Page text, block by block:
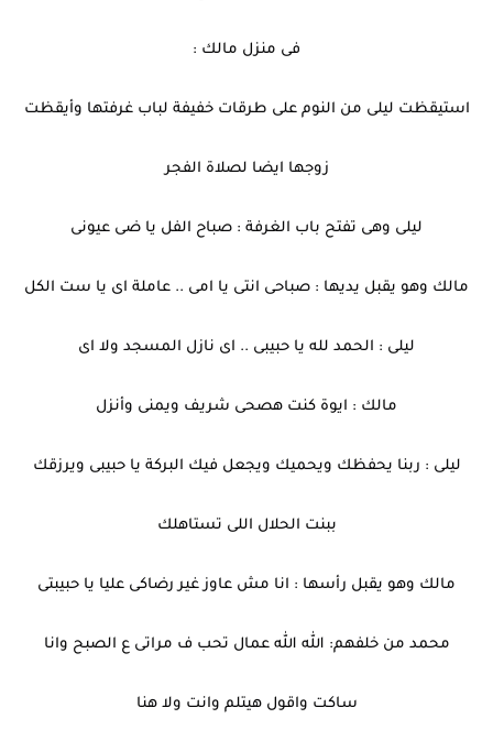
فى منزل مالك :
استيقظت ليلى من النوم على طرقات خفيفة لباب غرفتها وأيقظت
زوجها ايضا لصلاة الفجر
ليلى وهى تفتح باب الغرفة : صباح الفل يا ضى عيونى
مالك وهو يقبل يديها : صباحى انتى يا امى .. عاملة اى يا ست الكل
ليلى : الحمد لله يا حبيبى .. اى نازل المسجد ولا اى
مالك : ايوة كنت هصحى شريف ويمنى وأنزل
ليلى : ربنا يحفظك ويحميك ويجعل فيك البركة يا حبيبى ويرزقك
ببنت الحلال اللى تستاهلك
مالك وهو يقبل رأسها : انا مش عاوز غير رضاكى عليا يا حبيبتى
محمد من خلفهم: الله الله عمال تحب ف مراتى ع الصبح وانا
ساكت واقول هيتلم وانت ولا هنا